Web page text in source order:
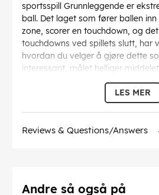
sportsspill Grunnleggende er
ball. Det laget som fører ballen
zone, scorer en touchdown, og
touchdowns ved spillets slutt, har
hvordan du velger å gjøre dette
interessant, målet helliger
spillerne du har til rådighet. Du
til å se gjennom fingrene med at
ned irriterende motstandere, og
Bowl setter selv de beste
allstedsnærværende humor og
LES MER
Reviews & Questions/Answers
Andre så også på